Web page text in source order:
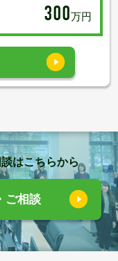
300万円
はこちらから
ご相談